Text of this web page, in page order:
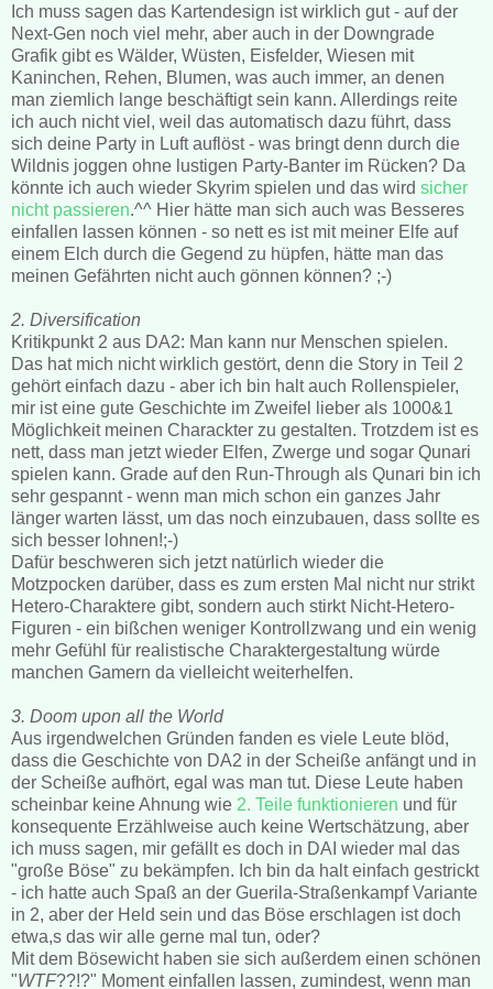
Ich muss sagen das Kartendesign ist wirklich gut - auf der
Next-Gen noch viel mehr, aber auch in der Downgrade
Grafik gibt es Wälder, Wüsten, Eisfelder, Wiesen mit
Kaninchen, Rehen, Blumen, was auch immer, an denen
man ziemlich lange beschäftigt sein kann. Allerdings reite
ich auch nicht viel, weil das automatisch dazu führt, dass
sich deine Party in Luft auflöst - was bringt denn durch die
Wildnis joggen ohne lustigen Party-Banter im Rücken? Da
könnte ich auch wieder Skyrim spielen und das wird sicher
nicht passieren.^^ Hier hätte man sich auch was Besseres
einfallen lassen können - so nett es ist mit meiner Elfe auf
einem Elch durch die Gegend zu hüpfen, hätte man das
meinen Gefährten nicht auch gönnen können? ;-)
2. Diversification
Kritikpunkt 2 aus DA2: Man kann nur Menschen spielen.
Das hat mich nicht wirklich gestört, denn die Story in Teil 2
gehört einfach dazu - aber ich bin halt auch Rollenspieler,
mir ist eine gute Geschichte im Zweifel lieber als 1000&1
Möglichkeit meinen Charackter zu gestalten. Trotzdem ist es
nett, dass man jetzt wieder Elfen, Zwerge und sogar Qunari
spielen kann. Grade auf den Run-Through als Qunari bin ich
sehr gespannt - wenn man mich schon ein ganzes Jahr
länger warten lässt, um das noch einzubauen, dass sollte es
sich besser lohnen!;-)
Dafür beschweren sich jetzt natürlich wieder die
Motzpocken darüber, dass es zum ersten Mal nicht nur strikt
Hetero-Charaktere gibt, sondern auch stirkt Nicht-Hetero-
Figuren - ein bißchen weniger Kontrollzwang und ein wenig
mehr Gefühl für realistische Charaktergestaltung würde
manchen Gamern da vielleicht weiterhelfen.
3. Doom upon all the World
Aus irgendwelchen Gründen fanden es viele Leute blöd,
dass die Geschichte von DA2 in der Scheiße anfängt und in
der Scheiße aufhört, egal was man tut. Diese Leute haben
scheinbar keine Ahnung wie 2. Teile funktionieren und für
konsequente Erzählweise auch keine Wertschätzung, aber
ich muss sagen, mir gefällt es doch in DAI wieder mal das
"große Böse" zu bekämpfen. Ich bin da halt einfach gestrickt
- ich hatte auch Spaß an der Guerila-Straßenkampf Variante
in 2, aber der Held sein und das Böse erschlagen ist doch
etwa,s das wir alle gerne mal tun, oder?
Mit dem Bösewicht haben sie sich außerdem einen schönen
"WTF??!?" Moment einfallen lassen, zumindest, wenn man